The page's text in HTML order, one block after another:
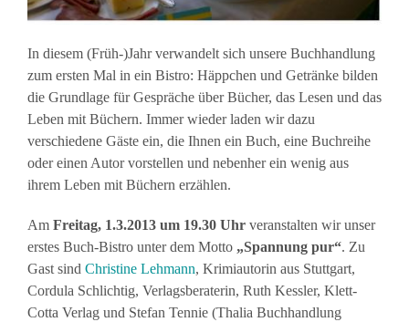
In diesem (Früh-)Jahr verwandelt sich unsere Buchhandlung
zum ersten Mal in ein Bistro: Häppchen und Getränke bilden
die Grundlage für Gespräche über Bücher, das Lesen und das
Leben mit Büchern. Immer wieder laden wir dazu
verschiedene Gäste ein, die Ihnen ein Buch, eine Buchreihe
oder einen Autor vorstellen und nebenher ein wenig aus
ihrem Leben mit Büchern erzählen.
Am Freitag, 1.3.2013 um 19.30 Uhr veranstalten wir unser
erstes Buch-Bistro unter dem Motto „Spannung pur“. Zu
Gast sind Christine Lehmann, Krimiautorin aus Stuttgart,
Cordula Schlichtig, Verlagsberaterin, Ruth Kessler, Klett-
Cotta Verlag und Stefan Tennie (Thalia Buchhandlung